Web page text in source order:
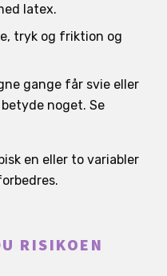
latex.
tryk og friktion og
gange får svie eller
noget. Se
en eller to variabler
RISIKOEN